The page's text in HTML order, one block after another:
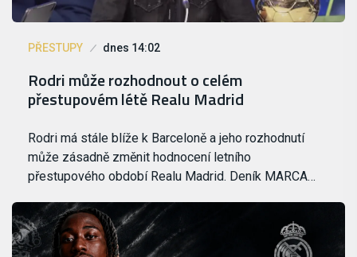
PŘESTUPY dnes 14:02
Rodri může rozhodnout o celém
přestupovém létě Realu Madrid
Rodri má stále blíže k Barceloně a jeho rozhodnutí
může zásadně změnit hodnocení letního
přestupového období Realu Madrid. Deník MARCA…